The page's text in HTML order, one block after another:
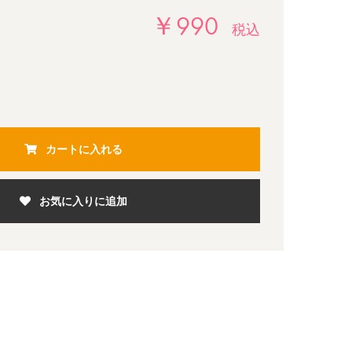
￥990 税込
カートに入れる
お気に入りに追加